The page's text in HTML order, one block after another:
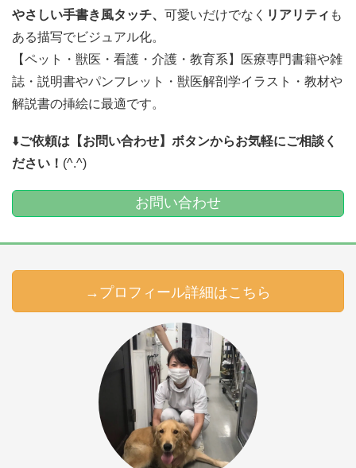
やさしい手書き風タッチ、 可愛いだけでなく リアリティ も
ある描写でビジュアル化。
【ペット・獣医・看護・介護・教育系】医療専門書籍や雑
誌・説明書やパンフレット・獣医解剖学イラスト・教材や
解説書の挿絵に最適です。
⬇️ご依頼は【お問い合わせ】ボタンからお気軽にご相談く
ださい！ (^.^)
お問い合わせ
→プロフィール詳細はこちら